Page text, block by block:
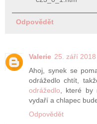
Odpovědět
Valerie 25. září
Ahoj, synek se
odrážedlo chtít,
odrážedlo , které
vydaří a chlapec
Odpovědět